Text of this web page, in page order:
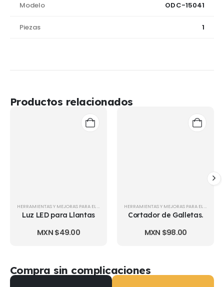
Modelo ODC-15041
Piezas 1
Productos relacionados
HERRAMIENTAS Y MEJORAS PARA EL HOGAR
Luz LED para Llantas
MXN $49.00
HERRAMIENTAS Y MEJORAS PARA EL HOGAR
Cortador de Galletas.
MXN $98.00
Compra sin complicaciones